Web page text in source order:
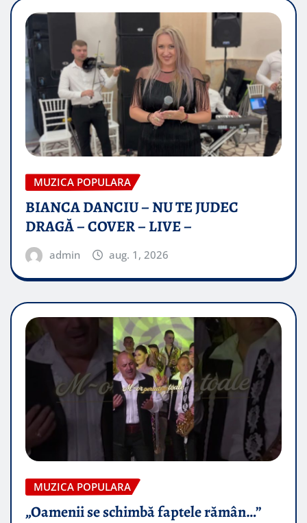
MUZICA POPULARA
BIANCA DANCIU – NU TE JUDEC
DRAGĂ – COVER – LIVE –
admin aug. 1, 2026
MUZICA POPULARA
„Oamenii se schimbă faptele rămân…”